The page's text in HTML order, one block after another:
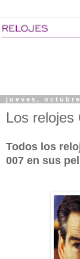
jueves,
Los relojes
Todos los
007 en sus